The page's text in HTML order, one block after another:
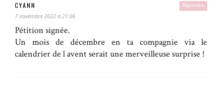
Répondre
CYANN
7 novembre 2022 à 21:06
Pétition signée.
Un mois de décembre en ta compagnie via le
calendrier de l avent serait une merveilleuse surprise !